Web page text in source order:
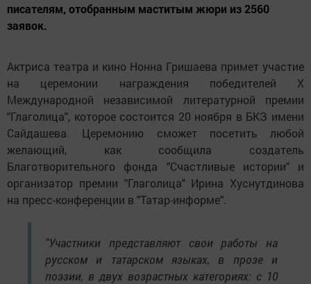
писателям, отобранным маститым жюри из 2560
заявок.
Актриса театра и кино Нонна Гришаева примет участие
на церемонии награждения победителей X
Международной независимой литературной премии
"Глаголица", которое состоится 20 ноября в БКЗ имени
Сайдашева. Церемонию сможет посетить любой
желающий, как сообщила создатель
Благотворительного фонда "Счастливые истории" и
организатор премии "Глаголица" Ирина Хуснутдинова
на пресс-конференции в "Татар-информе".
"Участники представляют свои работы на
русском и татарском языках, в прозе и
поэзии, в двух возрастных категориях: с 10